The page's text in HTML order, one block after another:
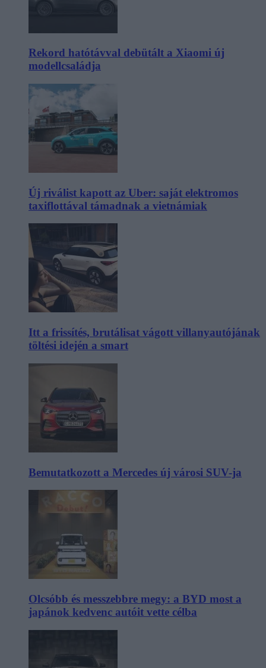
Rekord hatótávval debütált a Xiaomi új
modellcsaládja
Új riválist kapott az Uber: saját elektromos
taxiflottával támadnak a vietnámiak
Itt a frissítés, brutálisat vágott villanyautójának
töltési idején a smart
Bemutatkozott a Mercedes új városi SUV-ja
Olcsóbb és messzebbre megy: a BYD most a
japánok kedvenc autóit vette célba